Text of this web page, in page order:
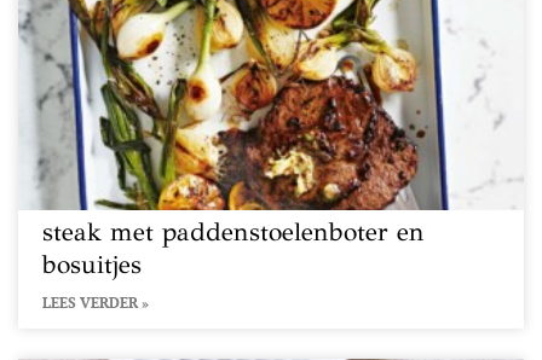
steak met paddenstoelenboter en
bosuitjes
LEES VERDER »